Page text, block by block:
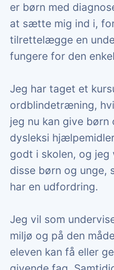
er børn med
at sætte mig ind i,
tilrettelægge en
fungere for den
Jeg har taget et
ordblindetræning,
jeg nu kan give børn
dysleksi
godt i skolen, og
disse børn og unge,
har en udfordring.
Jeg vil som
miljø og på den
eleven kan få eller